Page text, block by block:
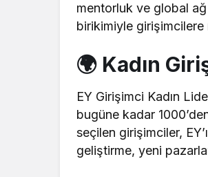
mentorluk ve global ağ
birikimiyle girişimcilere
🌍 Kadın
EY Girişimci Kadın
bugüne kadar
seçilen girişimciler,
geliştirme, yeni